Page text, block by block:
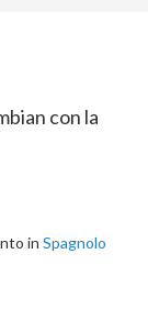
con la
in Spagnolo